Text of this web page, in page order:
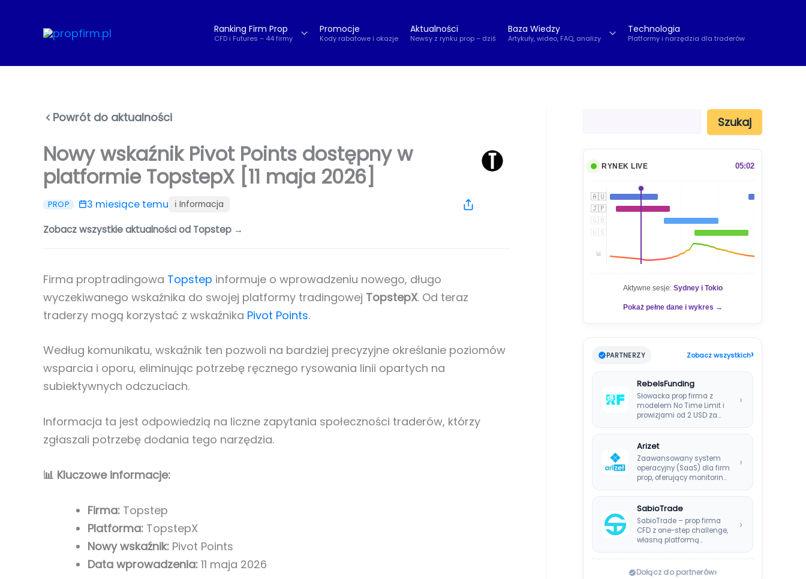
Ranking Firm Prop
CFD i Futures – 44 firmy
Promocje
Kody rabatowe i okazje
Aktualności
Newsy z rynku prop – dziś
Baza Wiedzy
Artykuły, wideo, FAQ, analizy
Technologia
Platformy i narzędzia dla traderów
Powrót do aktualności
Nowy wskaźnik Pivot Points dostępny w
platformie TopstepX [11 maja 2026]
PROP 3 miesiące temu ℹ️ Informacja
Zobacz wszystkie aktualności od Topstep →
Firma proptradingowa Topstep informuje o wprowadzeniu nowego, długo
wyczekiwanego wskaźnika do swojej platformy tradingowej TopstepX. Od teraz
traderzy mogą korzystać z wskaźnika Pivot Points.
Według komunikatu, wskaźnik ten pozwoli na bardziej precyzyjne określanie poziomów
wsparcia i oporu, eliminując potrzebę ręcznego rysowania linii opartych na
subiektywnych odczuciach.
Informacja ta jest odpowiedzią na liczne zapytania społeczności traderów, którzy
zgłaszali potrzebę dodania tego narzędzia.
📊 Kluczowe informacje:
Firma: Topstep
Platforma: TopstepX
Nowy wskaźnik: Pivot Points
Data wprowadzenia: 11 maja 2026
Szukaj
RYNEK LIVE 05:02
🇦🇺
🇯🇵
🇬🇧
🇺🇸
📊
Aktywne sesje: Sydney i Tokio
Pokaż pełne dane i wykres →
PARTNERZY Zobacz wszystkich›
RebelsFunding
Słowacka prop firma z
modelem No Time Limit i
prowizjami od 2 USD za…
›
Arizet
Zaawansowany system
operacyjny (SaaS) dla firm
prop, oferujący monitoring
rzeczywistym i…
›
SabioTrade
SabioTrade – prop firma
CFD z one-step challenge,
własną platformą
wypłatami co…
›
Dołącz do partnerów›